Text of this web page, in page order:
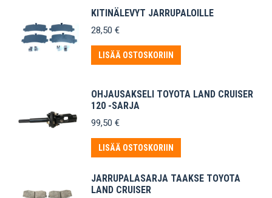
KITINÄLEVYT JARRUPALOILLE
28,50 €
LISÄÄ OSTOSKORIIN
OHJAUSAKSELI TOYOTA LAND CRUISER
120 -SARJA
99,50 €
LISÄÄ OSTOSKORIIN
JARRUPALASARJA TAAKSE TOYOTA
LAND CRUISER